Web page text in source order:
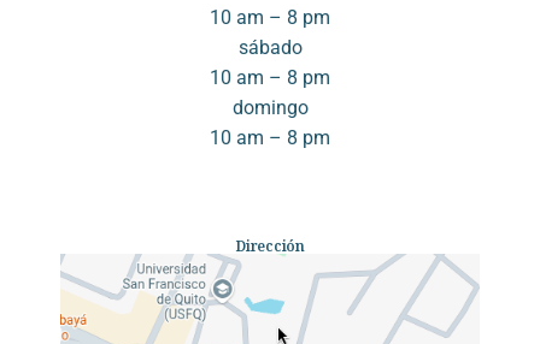
10 am – 8 pm
sábado
10 am – 8 pm
domingo
10 am – 8 pm
Dirección